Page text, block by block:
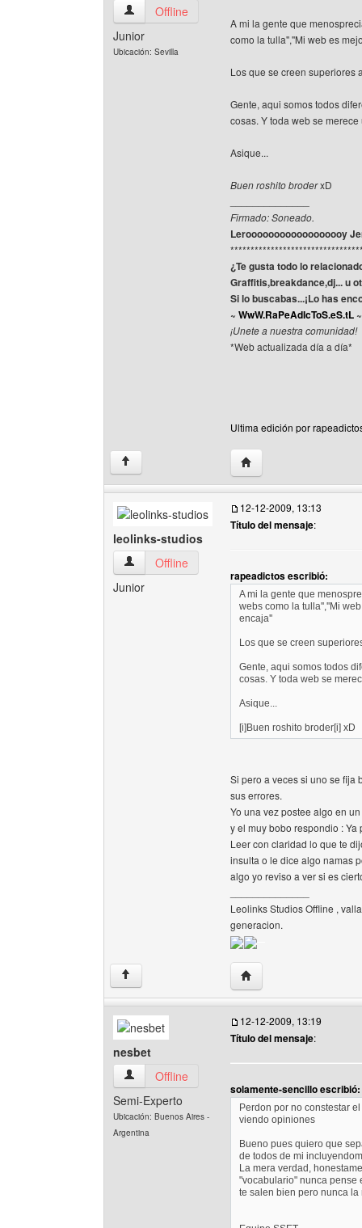
rapeadictos Ver perfil del usuario
Offline
Junior
Ubicación: Sevilla
A mi la gente que
como la tulla'',''Mi web es
Los que se creen superiores
Gente, aqui somos todos
cosas. Y toda web se
Asique...
Buen roshito broderxD
Firmado: Soneado.
Leroooooooooooooooooy
¿Te gusta todo lo
Graffitis,breakdance,dj... u
Si lo buscabas...¡Lo has
~ WwW.RaPeAdIcToS.eS.tL ~
¡Unete a nuestra comunidad!
*Web actualizada día a día*
Ultima edición por
↑ Visitar sitio web del
leolinks-studios
leolinks-studios Ver perfil del usuario
Offline
Junior
12-12-2009, 13:13
Título del mensaje:
rapeadictos escribió:
A mi la gente que
webs como la tulla'',''Mi
encaja''
Los que se creen
Gente, aqui somos todos
cosas. Y toda web se
Asique...
[i]Buen roshito broder[i] xD
Si pero a veces si uno se fija
sus errores.
Yo una vez postee algo en
y el muy bobo respondio :
Leer con claridad lo que te
insulta o le dice algo namas
algo yo reviso a ver si es
Leolinks Studios Offline ,
generacion.
↑ Visitar sitio web del
nesbet
nesbet Ver perfil del usuario
Offline
Semi-Experto
Ubicación: Buenos Aires -
Argentina
12-12-2009, 13:19
Título del mensaje:
solamente-sencillo escribió:
Perdon por no constestar
viendo opiniones
Bueno pues quiero que
de todos de mi
La mera verdad,
"vocabulario" nunca pense
te salen bien pero nunca